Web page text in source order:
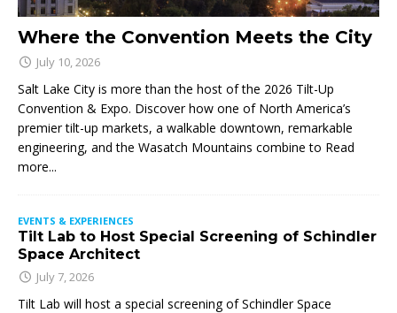
Where the Convention Meets the City
July 10, 2026
Salt Lake City is more than the host of the 2026 Tilt-Up
Convention & Expo. Discover how one of North America’s
premier tilt-up markets, a walkable downtown, remarkable
engineering, and the Wasatch Mountains combine to Read
more...
EVENTS & EXPERIENCES
Tilt Lab to Host Special Screening of Schindler
Space Architect
July 7, 2026
Tilt Lab will host a special screening of Schindler Space